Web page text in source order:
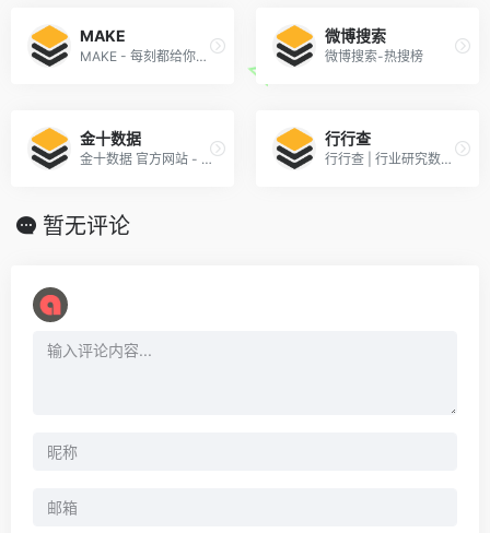
MAKE
MAKE - 每刻都给你不一样的资讯
微博搜索
微博搜索-热搜榜
金十数据
金十数据 官方网站 - 一个交易工具！
行行查
行行查 | 行业研究数据库
暂无评论